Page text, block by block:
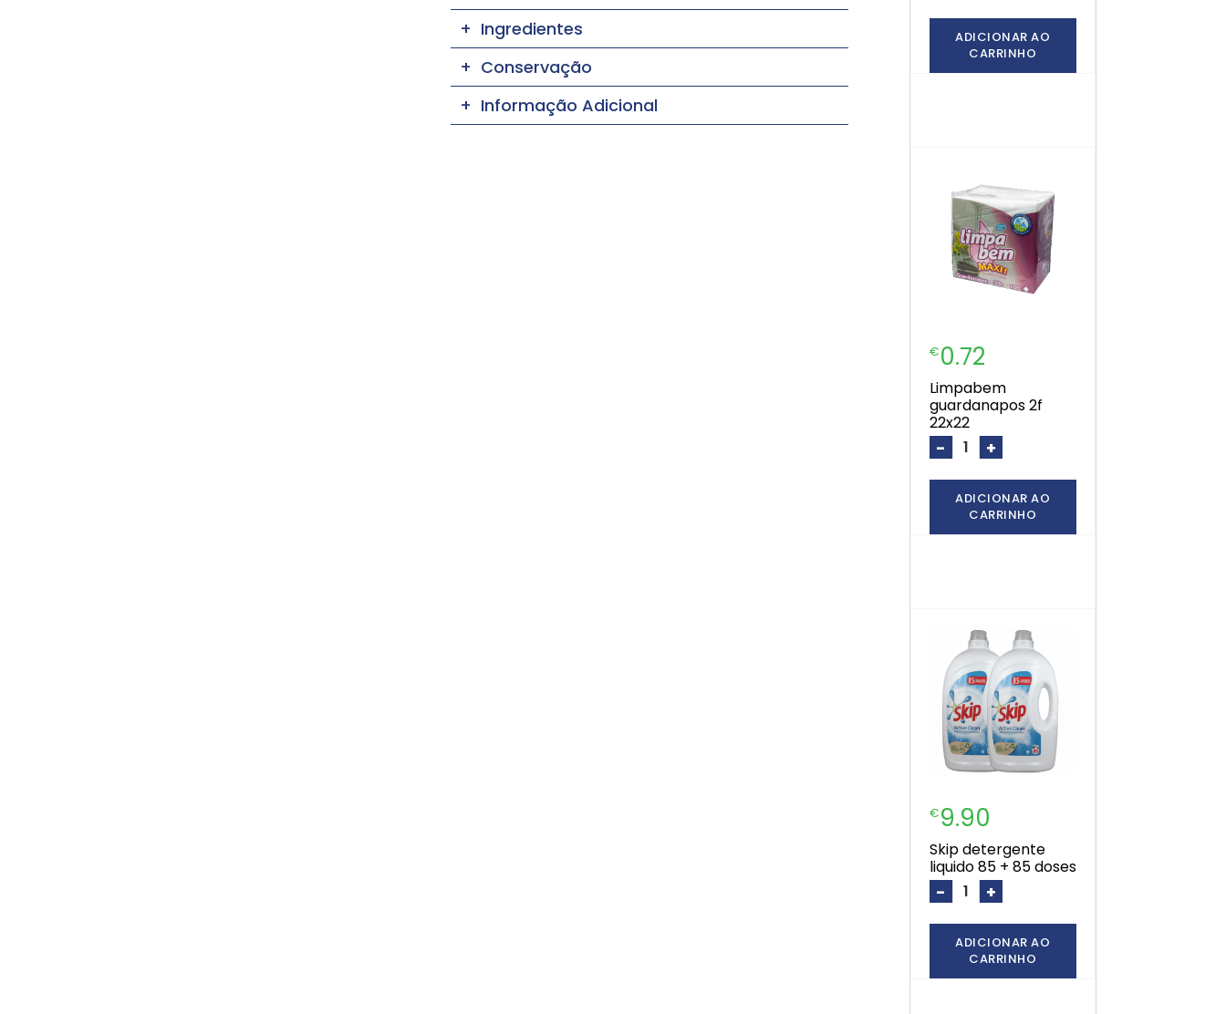
Ingredientes
Conservação
Informação Adicional
ADICIONAR AO
CARRINHO
€0.72
limpabem
guardanapos 2f
22x22
- +
ADICIONAR AO
CARRINHO
€9.90
skip detergente
liquido 85 + 85 doses
- +
ADICIONAR AO
CARRINHO